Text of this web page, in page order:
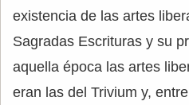
existencia de las artes
Sagradas Escrituras y su
aquella época las artes
eran las del Trivium y,